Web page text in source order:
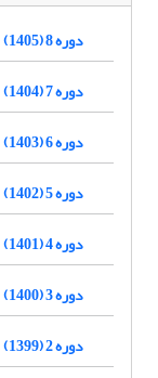
دوره 8 (1405)
دوره 7 (1404)
دوره 6 (1403)
دوره 5 (1402)
دوره 4 (1401)
دوره 3 (1400)
دوره 2 (1399)